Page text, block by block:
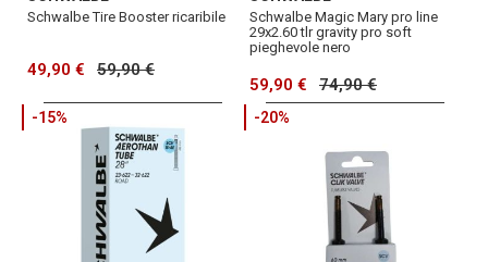
Schwalbe Tire Booster ricaribile
49,90 € 59,90 €
Schwalbe Magic Mary pro line
29x2.60 tlr gravity pro soft
pieghevole nero
59,90 € 74,90 €
-15% -20%